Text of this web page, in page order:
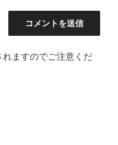
ますのでご注意くだ